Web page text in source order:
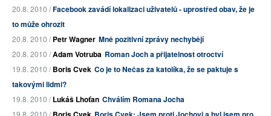
20.8. 2010 /Facebook zavádí lokalizaci uživatelů - uprostřed obav, že je
to může ohrozit
20.8. 2010 /Petr Wagner Mně pozitivní zprávy nechybějí
20.8. 2010 /Adam Votruba Roman Joch a přijatelnost otroctví
19.8. 2010 /Boris Cvek Co je to Nečas za katolíka, že se paktuje s
takovými lidmi?
19.8. 2010 /Lukáš Lhoťan Chválím Romana Jocha
19.8. 2010 /